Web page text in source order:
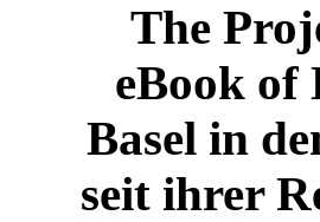
The
eBook of
Basel in
seit ihrer